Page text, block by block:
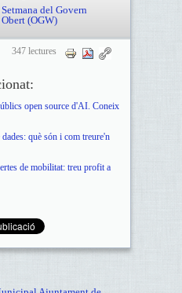
Setmana del Govern
Obert (OGW)
347 lectures
open source d'AI. Coneix
què són i com treure'n
de mobilitat: treu profit a